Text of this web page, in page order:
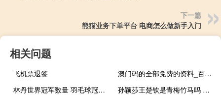
下一篇
熊猫业务下单平台 电商怎么做新手入门
相关问题
飞机票退签
澳门码的全部免费的资料_百度人工智能_安卓版636.64.662
林丹世界冠军数量 羽毛球冠军林丹
孙颖莎王楚钦是青梅竹马吗 孙颖莎住王楚钦的房子